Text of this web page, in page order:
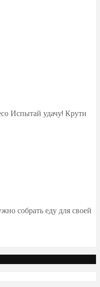
Испытай удачу! Крути
собрать еду для своей